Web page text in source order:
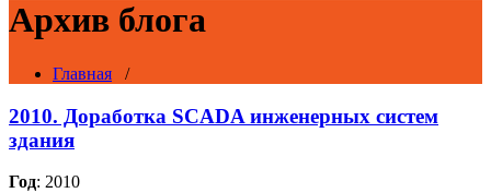
Архив блога
Главная /
2010. Доработка SCADA инженерных систем
здания
Год: 2010